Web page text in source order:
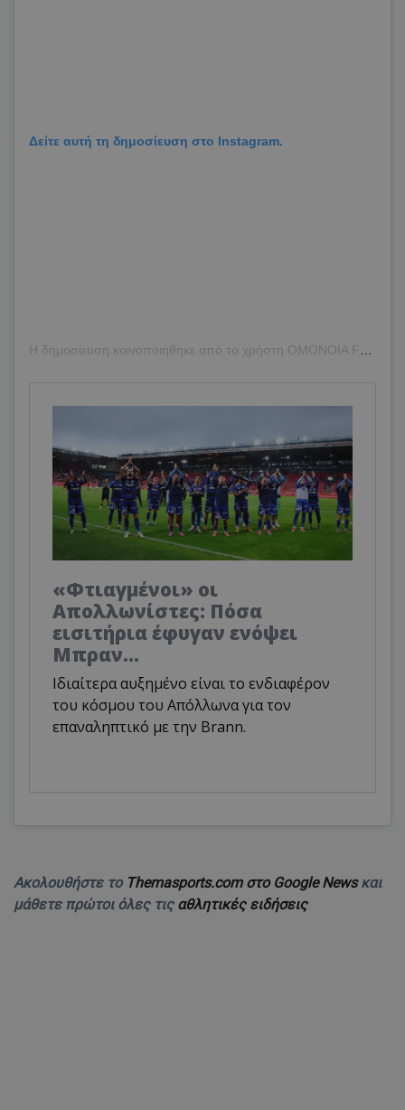
Δείτε αυτή τη δημοσίευση στο Instagram.
«Φτιαγμένοι» οι
Απολλωνίστες: Πόσα
εισιτήρια έφυγαν ενόψει
Μπραν...
Ιδιαίτερα αυξημένο είναι το ενδιαφέρον
του κόσμου του Απόλλωνα για τον
επαναληπτικό με την Brann.
Ακολουθήστε το Themasports.com στο Google Newsκαι
μάθετε πρώτοι όλες τις αθλητικές ειδήσεις